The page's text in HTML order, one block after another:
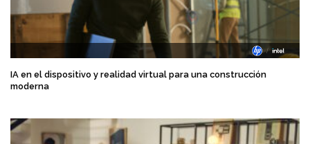
IA en el dispositivo y realidad virtual para una construcción
moderna